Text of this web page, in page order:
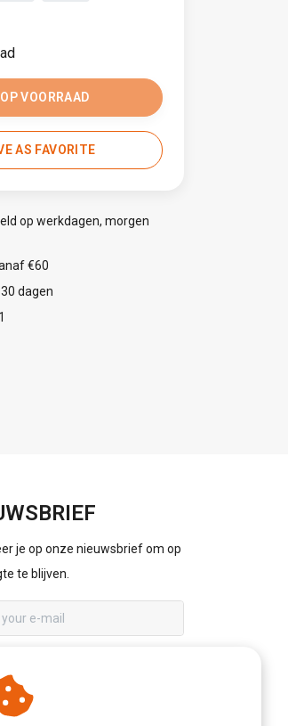
VOORRAAD
AS FAVORITE
op werkdagen, morgen
€60
dagen
je op onze nieuwsbrief om op
te blijven.